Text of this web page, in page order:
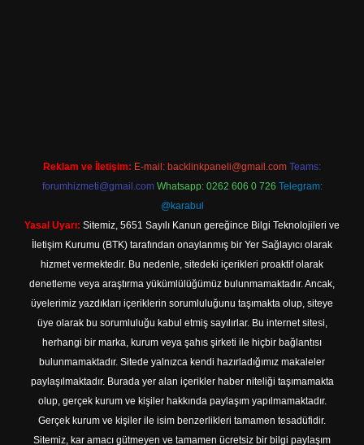
Reklam ve İletişim: E-mail: backlinkpaneli@gmail.com Teams:
forumhizmeti@gmail.com Whatsapp: 0262 606 0 726 Telegram:
@karabul
Yasal Uyarı: Sitemiz, 5651 Sayılı Kanun gereğince Bilgi Teknolojileri ve
İletişim Kurumu (BTK) tarafından onaylanmış bir Yer Sağlayıcı olarak
hizmet vermektedir. Bu nedenle, sitedeki içerikleri proaktif olarak
denetleme veya araştırma yükümlülüğümüz bulunmamaktadır. Ancak,
üyelerimiz yazdıkları içeriklerin sorumluluğunu taşımakta olup, siteye
üye olarak bu sorumluluğu kabul etmiş sayılırlar. Bu internet sitesi,
herhangi bir marka, kurum veya şahıs şirketi ile hiçbir bağlantısı
bulunmamaktadır. Sitede yalnızca kendi hazırladığımız makaleler
paylaşılmaktadır. Burada yer alan içerikler haber niteliği taşımamakta
olup, gerçek kurum ve kişiler hakkında paylaşım yapılmamaktadır.
Gerçek kurum ve kişiler ile isim benzerlikleri tamamen tesadüfidir.
Sitemiz, kar amacı gütmeyen ve tamamen ücretsiz bir bilgi paylaşım